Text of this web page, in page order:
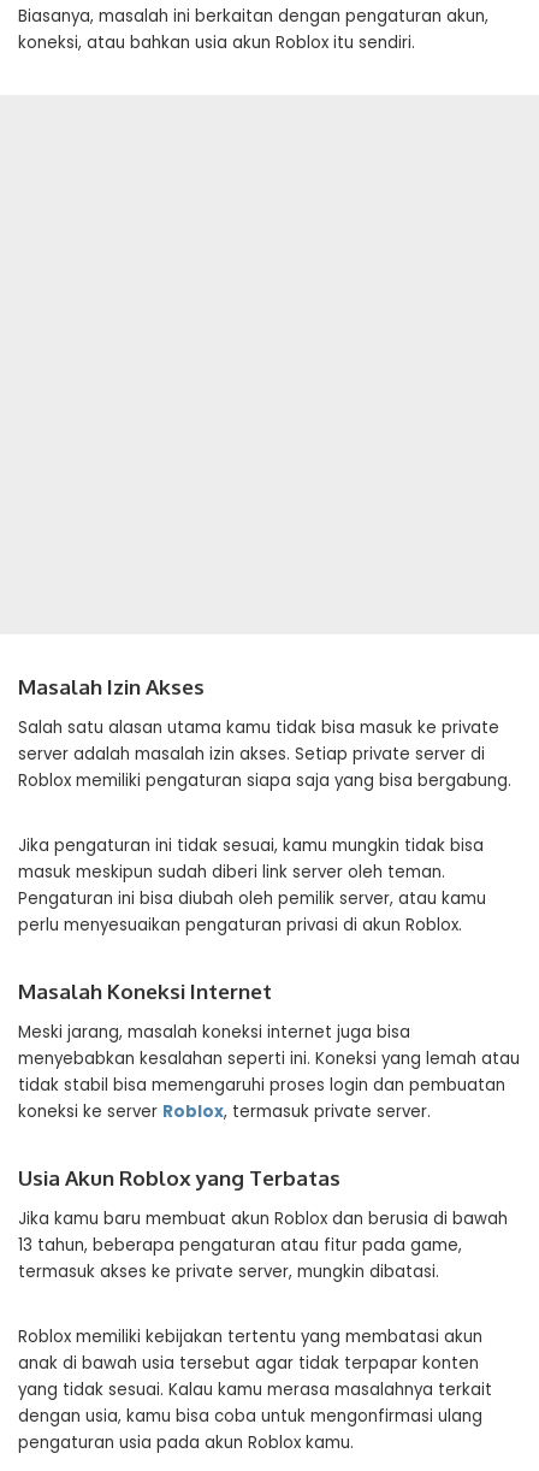
Biasanya, masalah ini berkaitan dengan pengaturan akun,
koneksi, atau bahkan usia akun Roblox itu sendiri.
Masalah Izin Akses
Salah satu alasan utama kamu tidak bisa masuk ke private
server adalah masalah izin akses. Setiap private server di
Roblox memiliki pengaturan siapa saja yang bisa bergabung.
Jika pengaturan ini tidak sesuai, kamu mungkin tidak bisa
masuk meskipun sudah diberi link server oleh teman.
Pengaturan ini bisa diubah oleh pemilik server, atau kamu
perlu menyesuaikan pengaturan privasi di akun Roblox.
Masalah Koneksi Internet
Meski jarang, masalah koneksi internet juga bisa
menyebabkan kesalahan seperti ini. Koneksi yang lemah atau
tidak stabil bisa memengaruhi proses login dan pembuatan
koneksi ke server Roblox, termasuk private server.
Usia Akun Roblox yang Terbatas
Jika kamu baru membuat akun Roblox dan berusia di bawah
13 tahun, beberapa pengaturan atau fitur pada game,
termasuk akses ke private server, mungkin dibatasi.
Roblox memiliki kebijakan tertentu yang membatasi akun
anak di bawah usia tersebut agar tidak terpapar konten
yang tidak sesuai. Kalau kamu merasa masalahnya terkait
dengan usia, kamu bisa coba untuk mengonfirmasi ulang
pengaturan usia pada akun Roblox kamu.